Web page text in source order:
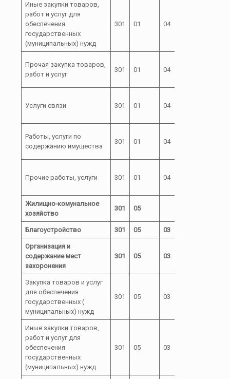
Иные закупки товаров,
работ и услуг для
обеспечения
государственных
(муниципальных) нужд
301 01 04
Прочая закупка товаров,
работ и услуг
301 01 04
Услуги связи 301 01 04
Работы, услуги по
содержанию имущества
301 01 04
Прочие работы, услуги 301 01 04
Жилищно-комунальное
хозяйство
301 05
Благоустройство 301 05 03
Организация и
содержание мест
захоронения
301 05 03
Закупка товаров и услуг
для обеспечения
государственных (
муниципальных) нужд
301 05 03
Иные закупки товаров,
работ и услуг для
обеспечения
государственных
(муниципальных) нужд
301 05 03